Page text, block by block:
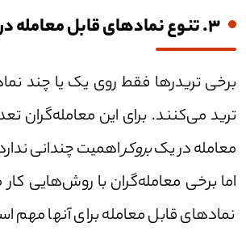
3. تنوع نماد‌های قابل معامله در بروکر
برخی تریدر‌ها فقط روی یک یا چند
ترید می‌کنند. برای این معامله‌گران
معامله در یکبروکراهمیت چندانی
اما برخی معامله‌گران با روش‌هایی
نماد‌های قابل معامله برای آنها مهم